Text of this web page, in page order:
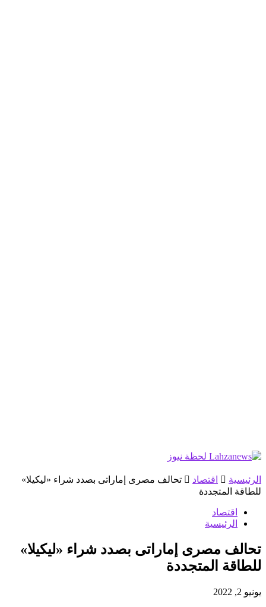
الرئيسية اقتصاد
تحالف مصرى إماراتى بصدد شراء «ليكيلا»
للطاقة المتجددة
اقتصاد
الرئيسية
تحالف مصرى إماراتى بصدد شراء «ليكيلا»
للطاقة المتجددة
يونيو 2, 2022